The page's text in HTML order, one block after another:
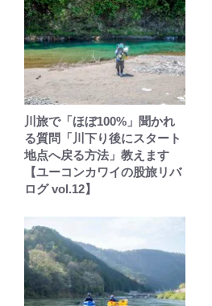
川旅で「ほぼ100%」聞かれ
る質問「川下り後にスタート
地点へ戻る方法」教えます
【ユーコンカワイの股旅リバ
ログ vol.12】